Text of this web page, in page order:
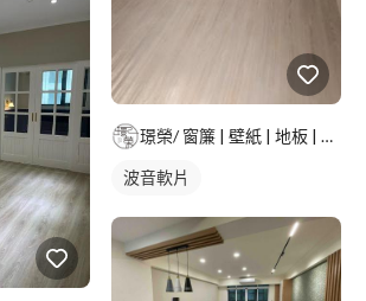
璟榮/ 窗簾 | 壁紙 | 地板 | 建築貼膜 |
波音軟片